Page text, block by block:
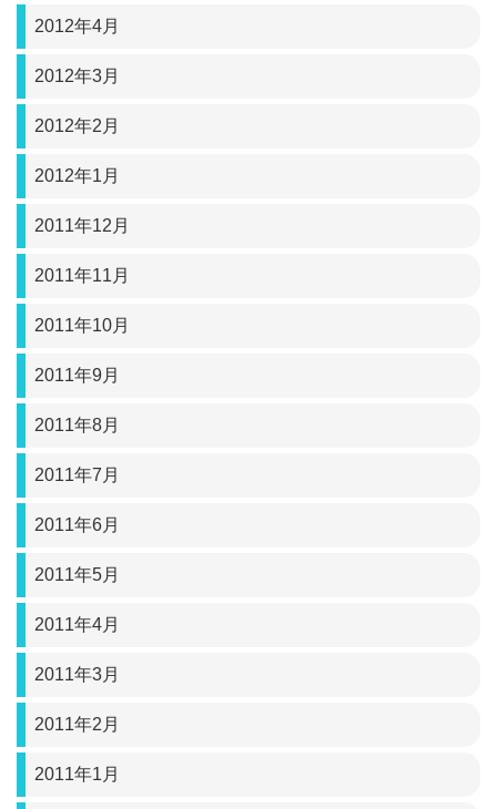
2012年4月
2012年3月
2012年2月
2012年1月
2011年12月
2011年11月
2011年10月
2011年9月
2011年8月
2011年7月
2011年6月
2011年5月
2011年4月
2011年3月
2011年2月
2011年1月